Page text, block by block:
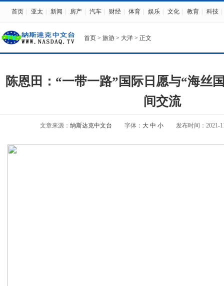
首页 亚太 新闻 房产 汽车 财经 体育 娱乐 文化 教育 科技
首页 > 旅游 > 大洋 > 正文
陈恩田：“一带一路”国际日愿与“海丝
间交流
文章来源： 纳斯达克中文台 字体： 大 中 小 发布时间：2021-